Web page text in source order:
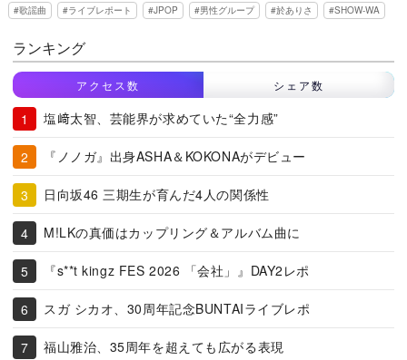
歌謡曲 ライブレポート JPOP 男性グループ 於ありさ SHOW-WA
ランキング
アクセス数 シェア数
塩﨑太智、芸能界が求めていた“全力感”
『ノノガ』出身ASHA＆KOKONAがデビュー
日向坂46 三期生が育んだ4人の関係性
M!LKの真価はカップリング＆アルバム曲に
『s**t kingz FES 2026 「会社」』DAY2レポ
スガ シカオ、30周年記念BUNTAIライブレポ
福山雅治、35周年を超えても広がる表現